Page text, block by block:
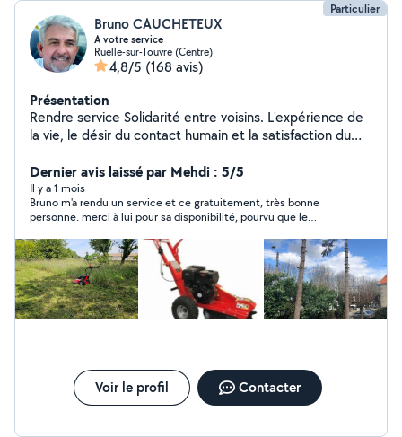
Particulier
Bruno CAUCHETEUX
A votre service
Ruelle-sur-Touvre (Centre)
4,8/5 (168 avis)
Présentation
Rendre service Solidarité entre voisins. L'expérience de
la vie, le désir du contact humain et la satisfaction du
dire gratuité.....
Dernier avis laissé par Mehdi : 5/5
Il y a 1 mois
Bruno m'a rendu un service et ce gratuitement, très bonne
personne. merci à lui pour sa disponibilité, pourvu que le
Voir le profil Contacter